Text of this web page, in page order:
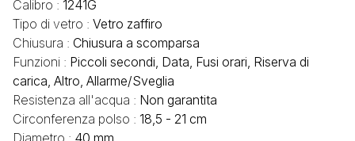
Calibro : 1241G
Tipo di vetro : Vetro zaffiro
Chiusura : Chiusura a scomparsa
Funzioni : Piccoli secondi, Data, Fusi orari, Riserva di
carica, Altro, Allarme/Sveglia
Resistenza all'acqua : Non garantita
Circonferenza polso : 18,5 - 21 cm